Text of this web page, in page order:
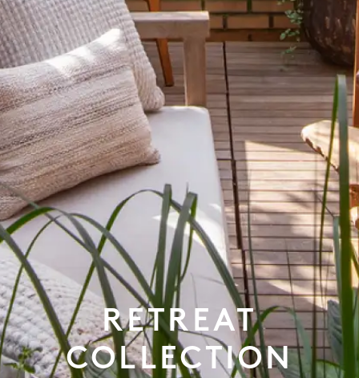
RETREAT
COLLECTION